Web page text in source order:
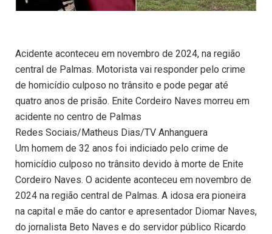
Acidente aconteceu em novembro de 2024, na região
central de Palmas. Motorista vai responder pelo crime
de homicídio culposo no trânsito e pode pegar até
quatro anos de prisão. Enite Cordeiro Naves morreu em
acidente no centro de Palmas
Redes Sociais/Matheus Dias/TV Anhanguera
Um homem de 32 anos foi indiciado pelo crime de
homicídio culposo no trânsito devido à morte de Enite
Cordeiro Naves. O acidente aconteceu em novembro de
2024 na região central de Palmas. A idosa era pioneira
na capital e mãe do cantor e apresentador Diomar Naves,
do jornalista Beto Naves e do servidor público Ricardo